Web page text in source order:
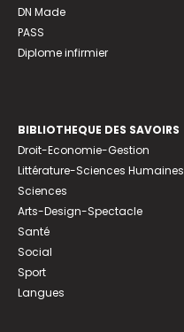
DN Made
PASS
Diplome infirmier
BIBLIOTHEQUE DES SAVOIRS
Droit-Economie-Gestion
Littérature-Sciences Humaines
Sciences
Arts-Design-Spectacle
Santé
Social
Sport
Langues